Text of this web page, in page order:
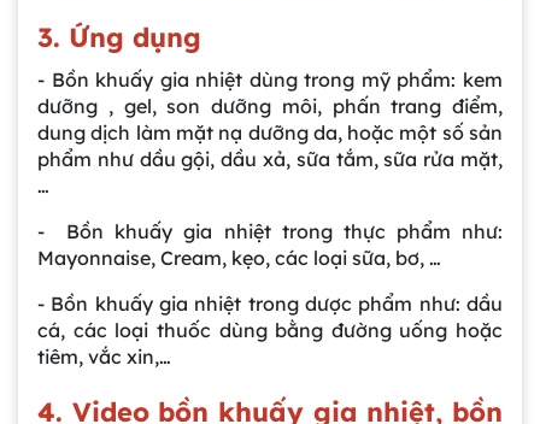
3. Ứng dụng
- Bồn khuấy gia nhiệt dùng trong mỹ phẩm: kem
dưỡng , gel, son dưỡng môi, phấn trang điểm,
dung dịch làm mặt nạ dưỡng da, hoặc một số sản
phẩm như dầu gội, dầu xả, sữa tắm, sữa rửa mặt,
…
- Bồn khuấy gia nhiệt trong thực phẩm như:
Mayonnaise, Cream, kẹo, các loại sữa, bơ, …
- Bồn khuấy gia nhiệt trong dược phẩm như: dầu
cá, các loại thuốc dùng bằng đường uống hoặc
tiêm, vắc xin,…
4. Video bồn khuấy gia nhiệt, bồn
tại công ty Á Âu
Bồn khuấy công nghiệp là gì? Ứng dụng, cấu
tạo và cách chọn mua hiệu quả
Bồn Khuấy Phụ Gia Sơn - Giải Pháp Tối Ưu